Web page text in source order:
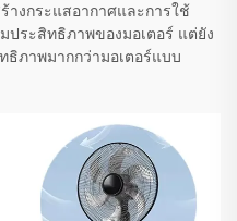
งกระแสอากาศและการใช้
ประสิทธิภาพของมอเตอร์ แต่ยัง
ภาพมากกว่ามอเตอร์แบบ